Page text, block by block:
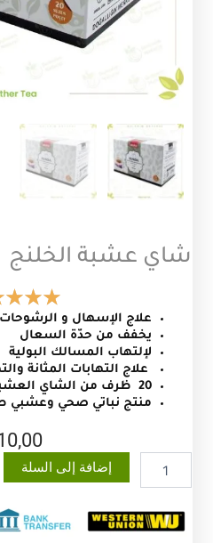
شاي عشبة الخلنج
علاج الإسهال و الرشوحات
يخفف من حدّة السعال
لإلتهاب المسالك البولية
علاج التهابات المثانة
20 ظرف من الشاي العشبي
منتج نباتي صحي وعشبي
كمية
شاي
الخلنج
إضافة إلى السلة